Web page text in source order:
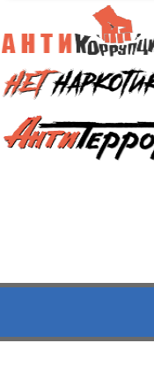
Адрес: 461040,